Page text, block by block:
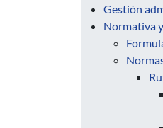
Gestión
Normativa